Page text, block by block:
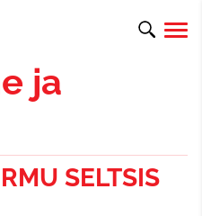
ja
SELTSIS